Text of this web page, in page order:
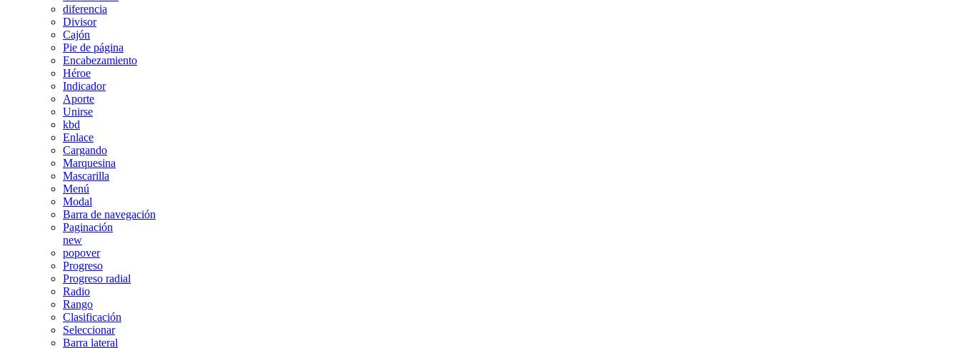
diferencia
Divisor
Cajón
Pie de página
Encabezamiento
Héroe
Indicador
Aporte
Unirse
kbd
Enlace
Cargando
Marquesina
Mascarilla
Menú
Modal
Barra de navegación
Paginación
new
popover
Progreso
Progreso radial
Radio
Rango
Clasificación
Seleccionar
Barra lateral